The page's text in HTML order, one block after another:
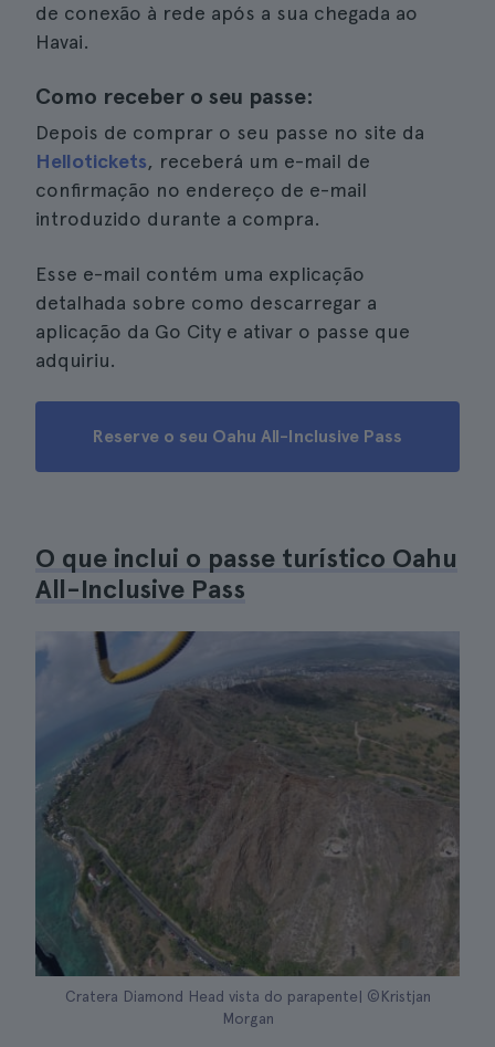
de conexão à rede após a sua chegada ao
Havai.
Como receber o seu passe:
Depois de comprar o seu passe no site da
Hellotickets, receberá um e-mail de
confirmação no endereço de e-mail
introduzido durante a compra.
Esse e-mail contém uma explicação
detalhada sobre como descarregar a
aplicação da Go City e ativar o passe que
adquiriu.
Reserve o seu Oahu All-Inclusive Pass
O que inclui o passe turístico Oahu
All-Inclusive Pass
Cratera Diamond Head vista do parapente| ©Kristjan
Morgan